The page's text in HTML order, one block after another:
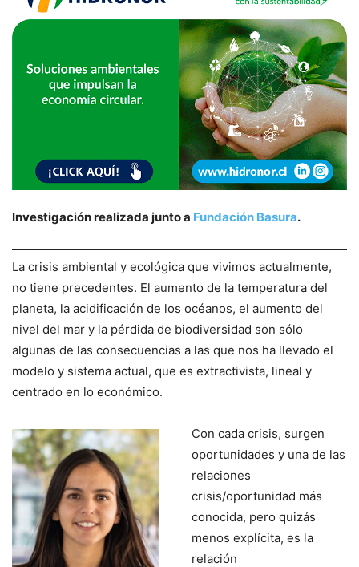
Investigación realizada junto a Fundación Basura.
La crisis ambiental y ecológica que vivimos actualmente,
no tiene precedentes. El aumento de la temperatura del
planeta, la acidificación de los océanos, el aumento del
nivel del mar y la pérdida de biodiversidad son sólo
algunas de las consecuencias a las que nos ha llevado el
modelo y sistema actual, que es extractivista, lineal y
centrado en lo económico.
Con cada crisis, surgen
oportunidades y una de las
relaciones
crisis/oportunidad más
conocida, pero quizás
menos explícita, es la
relación